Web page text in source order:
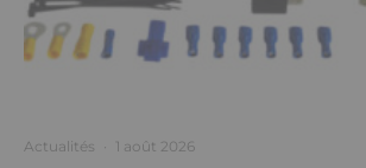
Actualités · 1 août 2026